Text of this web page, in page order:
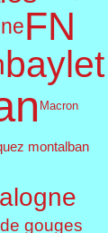
FN
baylet
Macron
montalban
gouges